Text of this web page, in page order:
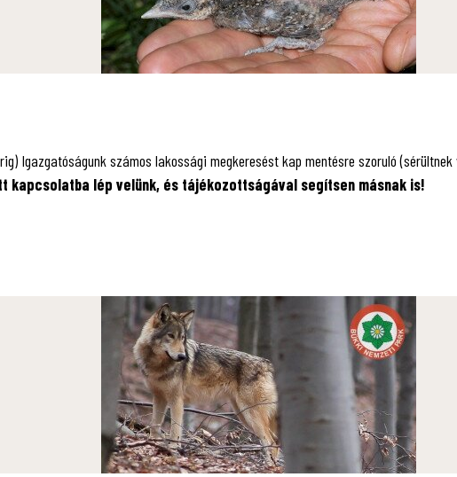
Igazgatóságunk számos lakossági megkeresést kap mentésre szoruló
kapcsolatba lép velünk, és tájékozottságával segítsen másnak is!